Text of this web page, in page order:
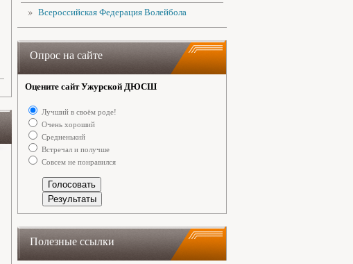
Всероссийская Федерация Волейбола
Опрос на сайте
Оцените сайт Ужурской ДЮСШ
Лучший в своём роде!
Очень хороший
Средненький
Встречал и получше
Совсем не понравился
Полезные ссылки